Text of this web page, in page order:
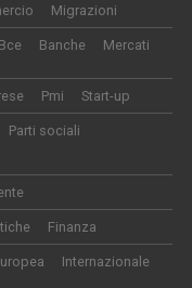
Migrazioni
Bce Banche Mercati
Pmi Start-up
Parti sociali
Finanza
Internazionale